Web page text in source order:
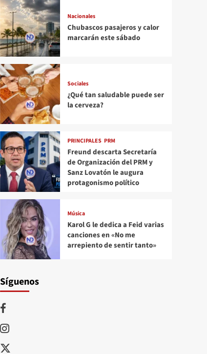
Nacionales
Chubascos pasajeros y calor
marcarán este sábado
Sociales
¿Qué tan saludable puede ser
la cerveza?
PRINCIPALES PRM
Freund descarta Secretaría
de Organización del PRM y
Sanz Lovatón le augura
protagonismo político
Música
Karol G le dedica a Feid varias
canciones en «No me
arrepiento de sentir tanto»
Síguenos